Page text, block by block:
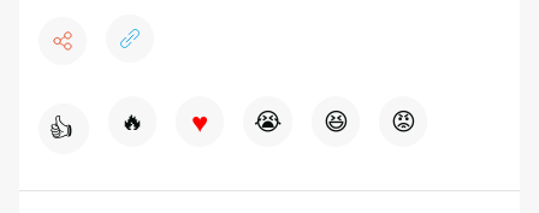
👍 🔥 ♥ 😭 😆 😡